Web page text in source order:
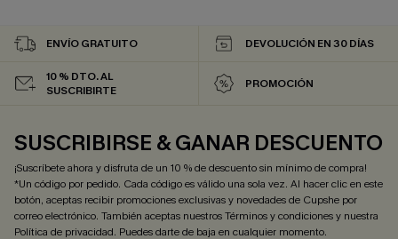
ENVÍO GRATUITO DEVOLUCIÓN EN 30 DÍAS
10 % DTO. AL
SUSCRIBIRTE
PROMOCIÓN
SUSCRIBIRSE & GANAR DESCUENTO
¡Suscríbete ahora y disfruta de un 10 % de descuento sin mínimo de compra!
*Un código por pedido. Cada código es válido una sola vez. Al hacer clic en este
botón, aceptas recibir promociones exclusivas y novedades de Cupshe por
correo electrónico. También aceptas nuestrosTérminos y condicionesy nuestra
Política de privacidad. Puedes darte de baja en cualquier momento.